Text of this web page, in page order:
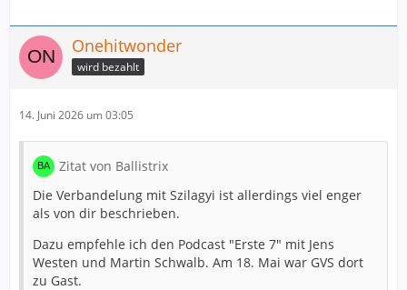
Onehitwonder
wird bezahlt
14. Juni 2026 um 03:05
Zitat von Ballistrix
Die Verbandelung mit Szilagyi ist allerdings viel enger
als von dir beschrieben.
Dazu empfehle ich den Podcast "Erste 7" mit Jens
Westen und Martin Schwalb. Am 18. Mai war GVS dort
zu Gast.